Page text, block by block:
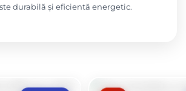
durabilă și eficientă energetic.